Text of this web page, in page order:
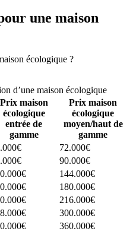
une maison
écologique ?
d’une maison écologique
Prix maison
écologique
entrée de
gamme
Prix maison
écologique
moyen/haut de
gamme
72.000€
90.000€
144.000€
180.000€
216.000€
300.000€
360.000€